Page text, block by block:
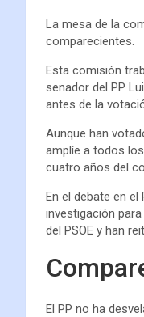
La mesa de la
comparecientes.
Esta comisión
senador del PP
antes de la
Aunque han
amplíe a todos
cuatro años del
En el debate en
investigación
del PSOE y han
El PP no ha